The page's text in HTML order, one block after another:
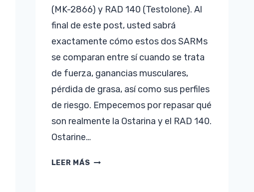
(MK-2866) y RAD 140 (Testolone). Al
final de este post, usted sabrá
exactamente cómo estos dos SARMs
se comparan entre sí cuando se trata
de fuerza, ganancias musculares,
pérdida de grasa, así como sus perfiles
de riesgo. Empecemos por repasar qué
son realmente la Ostarina y el RAD 140.
Ostarine…
LEER MÁS OSTARINE